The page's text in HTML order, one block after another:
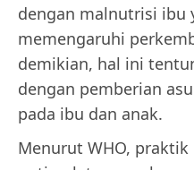
dengan malnutrisi ibu
memengaruhi
demikian, hal ini
dengan pemberian
pada ibu dan anak.
Menurut WHO,